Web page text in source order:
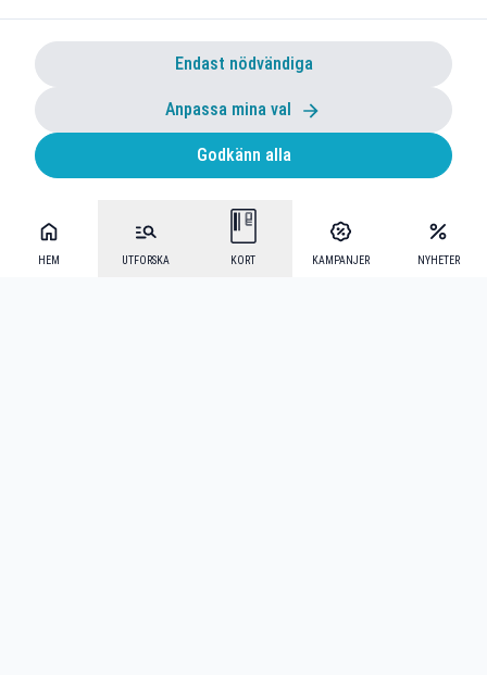
HEM UTFORSKA KORT KAMPANJER NYHETER
Endast nödvändiga
Anpassa mina val
Godkänn alla